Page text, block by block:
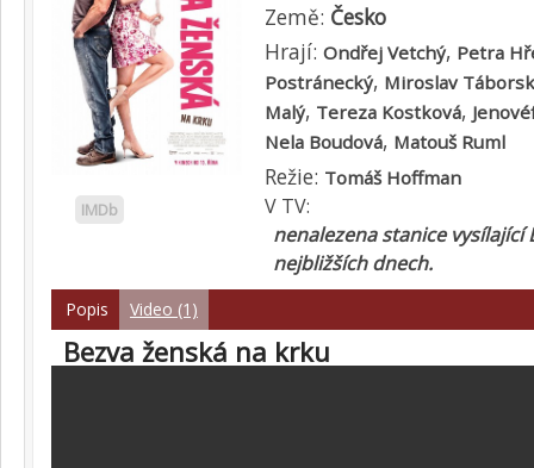
IMDb
Země: Česko
Hrají: Ondřej Vetchý, Petra
Postránecký, Miroslav
Malý, Tereza Kostková,
Nela Boudová, Matouš Ruml
Režie: Tomáš Hoffman
V TV:
nenalezena stanice vysílající
nejbližších dnech.
Popis Video (1)
Bezva ženská na krku